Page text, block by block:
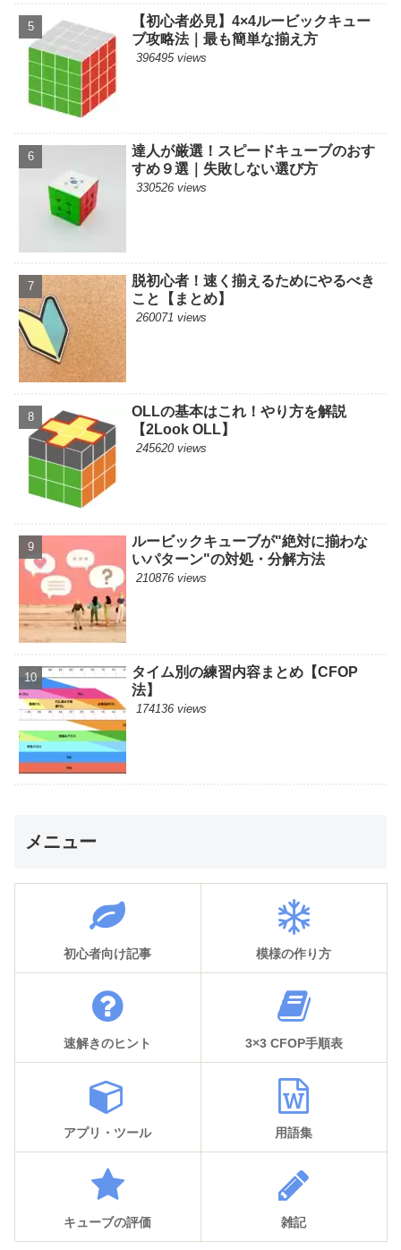
【初心者必見】4×4ルービックキュー
ブ攻略法｜最も簡単な揃え方
396495 views
達人が厳選！スピードキューブのおす
すめ９選｜失敗しない選び方
330526 views
脱初心者！速く揃えるためにやるべき
こと【まとめ】
260071 views
OLLの基本はこれ！やり方を解説
【2Look OLL】
245620 views
ルービックキューブが"絶対に揃わな
いパターン"の対処・分解方法
210876 views
タイム別の練習内容まとめ【CFOP
法】
174136 views
メニュー
初心者向け記事 模様の作り方
速解きのヒント 3×3 CFOP手順表
アプリ・ツール 用語集
キューブの評価 雑記